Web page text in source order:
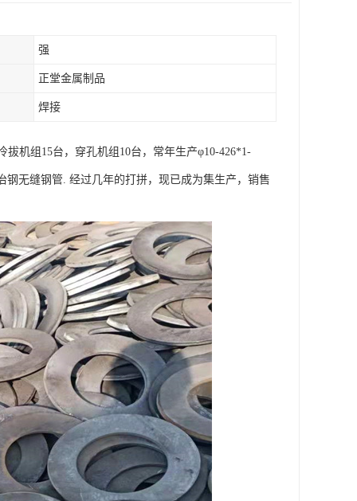
强
正堂金属制品
焊接
机组15台，穿孔机组10台，常年生产φ10-426*1-
钢无缝钢管. 经过几年的打拼，现已成为集生产，销售